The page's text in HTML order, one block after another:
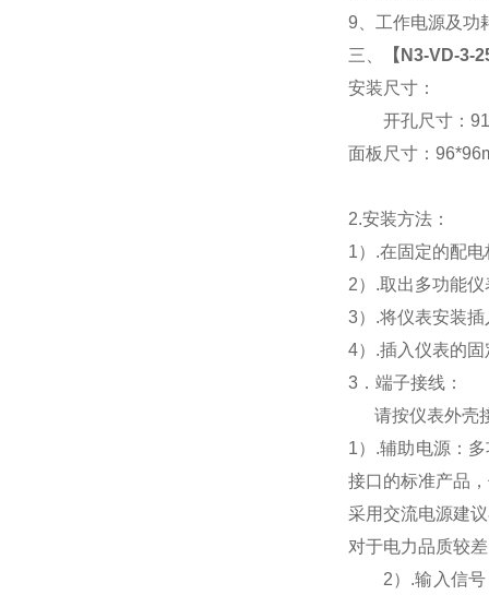
9 、工作电源及功
三、
【 N3-VD-3-
安装尺寸：
开孔尺寸：
面板尺寸：
2.安装方法：
1）.在固定的配
2）.取出多功能
3）.将仪表安装
4）.插入仪表的
3 ．端子接线：
请按仪表外壳
1） .辅助电源：
接口的标准产品
采用交流电源建
对于电力品质较
2） .输入信